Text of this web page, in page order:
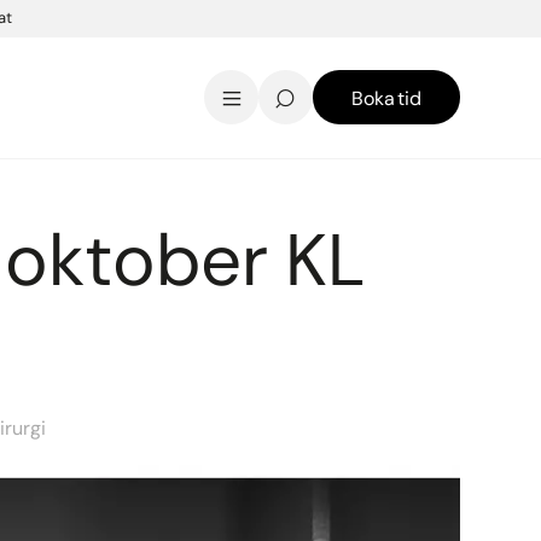
KontaktEnglish
Boka tid
KL